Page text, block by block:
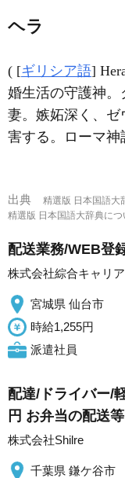
ヘラ
( [ギリシア語]
婚生活の守護神
妻。嫉妬深く、ゼ
害する。ローマ神
出典
精選版 日本国語大
精選版 日本国語大辞典に
配送業務/WEB登
株式会社綜合キャリ
宮城県 仙台市
時給1,255円
派遣社員
配達/ドライバー/
円 お弁当の配送
株式会社Shilre
千葉県 鎌ケ谷市